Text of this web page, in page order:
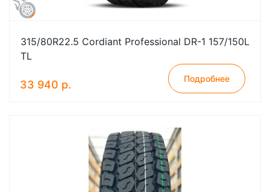
315/80R22.5 Cordiant Professional DR-1 157/150L
TL
33 940 р. Подробнее